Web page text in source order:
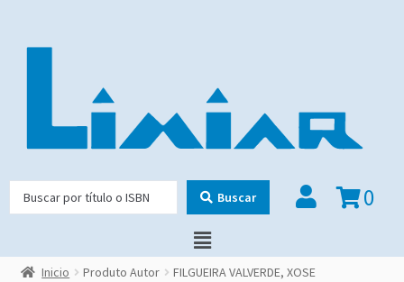
Buscar 0
Inicio Produto Autor FILGUEIRA VALVERDE, XOSE